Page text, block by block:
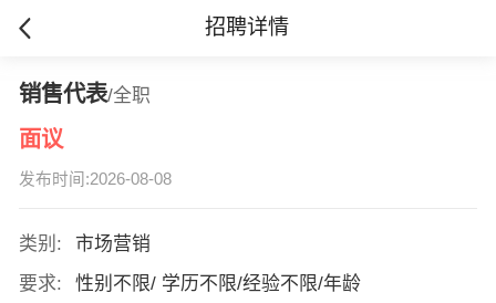
招聘详情
销售代表/全职
面议
发布时间:2026-08-08
类别:
市场营销
要求:
性别不限/ 学历不限/经验不限/年龄